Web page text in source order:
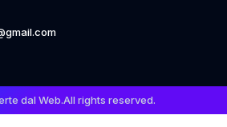
dal Web.All rights reserved.